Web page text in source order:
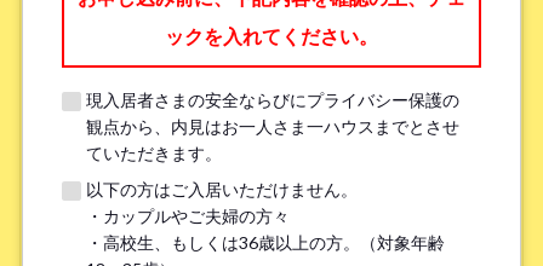
メールアドレス
ックを入れてください。
現入居者さまの安全ならびにプライバシー保護の
観点から、内見はお一人さま一ハウスまでとさせ
ていただきます。
以下の方はご入居いただけません。
・カップルやご夫婦の方々
・高校生、もしくは36歳以上の方。（対象年齢